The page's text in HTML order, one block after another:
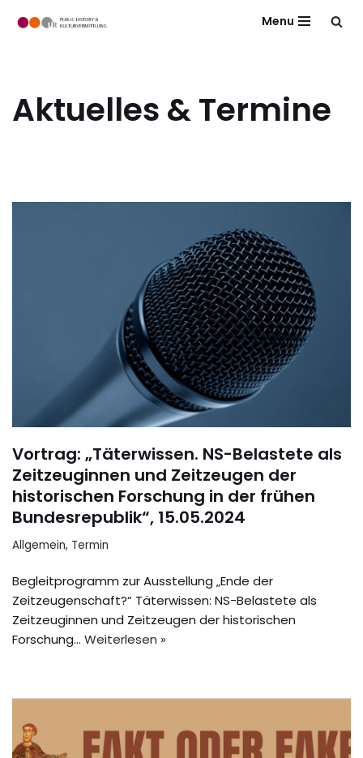
Menu
Aktuelles & Termine
Vortrag: „Täterwissen. NS-Belastete als
Zeitzeuginnen und Zeitzeugen der
historischen Forschung in der frühen
Bundesrepublik“, 15.05.2024
Allgemein, Termin
Begleitprogramm zur Ausstellung „Ende der
Zeitzeugenschaft?“ Täterwissen: NS-Belastete als
Zeitzeuginnen und Zeitzeugen der historischen
Forschung… Weiterlesen »